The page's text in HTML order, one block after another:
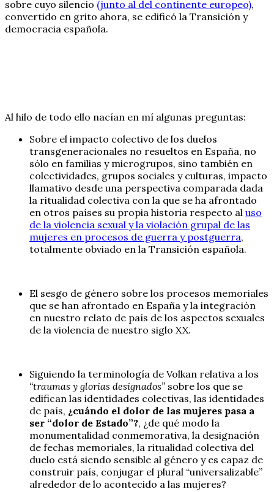
sobre cuyo silencio (junto al del continente europeo),
convertido en grito ahora, se edificó la Transición y
democracia española.
Al hilo de todo ello nacían en mí algunas preguntas:
Sobre el impacto colectivo de los duelos
transgeneracionales no resueltos en España, no
sólo en familias y microgrupos, sino también en
colectividades, grupos sociales y culturas, impacto
llamativo desde una perspectiva comparada dada
la ritualidad colectiva con la que se ha afrontado
en otros países su propia historia respecto al uso
de la violencia sexual y la violación grupal de las
mujeres en procesos de guerra y postguerra,
totalmente obviado en la Transición española.
El sesgo de género sobre los procesos memoriales
que se han afrontado en España y la integración
en nuestro relato de país de los aspectos sexuales
de la violencia de nuestro siglo XX.
Siguiendo la terminología de Volkan relativa a los
“traumas y glorias designados” sobre los que se
edifican las identidades colectivas, las identidades
de país, ¿cuándo el dolor de las mujeres pasa a
ser “dolor de Estado”?, ¿de qué modo la
monumentalidad conmemorativa, la designación
de fechas memoriales, la ritualidad colectiva del
duelo está siendo sensible al género y es capaz de
construir país, conjugar el plural “universalizable”
alrededor de lo acontecido a las mujeres?